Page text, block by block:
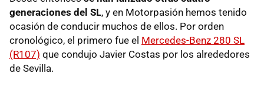
generaciones del SL, y en Motorpasión hemos tenido
ocasión de conducir muchos de ellos. Por orden
cronológico, el primero fue el Mercedes-Benz 280 SL
(R107) que condujo Javier Costas por los alrededores
de Sevilla.